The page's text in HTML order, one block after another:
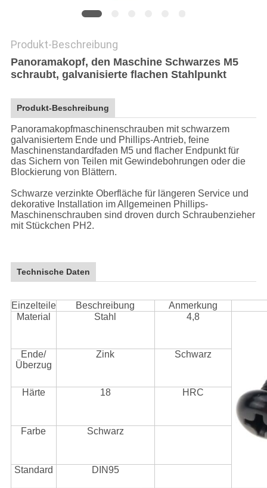
Produkt-Beschreibung
Panoramakopf, den Maschine Schwarzes M5
schraubt, galvanisierte flachen Stahlpunkt
Produkt-Beschreibung
Panoramakopfmaschinenschrauben mit schwarzem
galvanisiertem Ende und Phillips-Antrieb, feine
Maschinenstandardfaden M5 und flacher Endpunkt für
das Sichern von Teilen mit Gewindebohrungen oder die
Blockierung von Blättern.
Schwarze verzinkte Oberfläche für längeren Service und
dekorative Installation im Allgemeinen Phillips-
Maschinenschrauben sind droven durch Schraubenzieher
mit Stückchen PH2.
Technische Daten
Einzelteile Beschreibung
Anmerkung
Material
Stahl 4,8
Ende/
Überzug
Zink Schwarz
Härte 18 HRC
Farbe Schwarz
Standard DIN95